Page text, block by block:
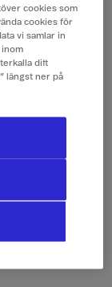
cookies som
cookies för
vi samlar in
inom
ditt
längst ner på